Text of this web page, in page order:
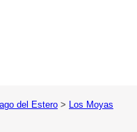
del Estero > Los Moyas